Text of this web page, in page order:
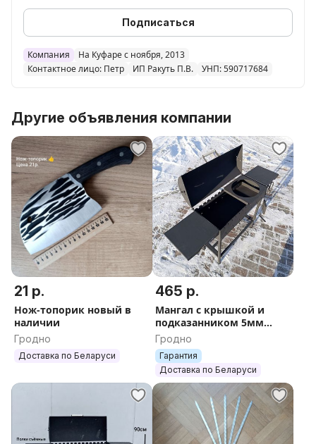
Подписаться
Компания
На Куфаре с ноября, 2013
Контактное лицо: Петр
ИП Ракуть П.В. УНП: 590717684
Другие объявления компании
21 р.
Нож-топорик новый в
наличии
Гродно
Доставка по Беларуси
465 р.
Мангал с крышкой и
подказанником 5мм
Новый в наличии новый
Гродно
Гарантия
Доставка по Беларуси